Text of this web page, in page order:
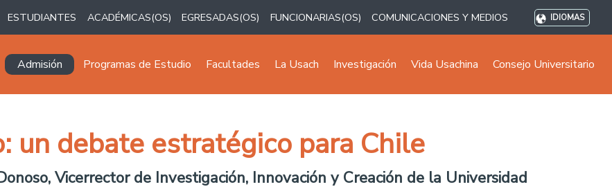
ESTUDIANTES ACADÉMICAS(OS) EGRESADAS(OS) FUNCIONARIAS(OS) COMUNICACIONES Y MEDIOS IDIOMAS
Navegación principal
Admisión Programas de Estudio Facultades La Usach Investigación Vida Usachina Consejo Universitario
un debate estratégico para Chile
Vicerrector de Investigación, Innovación y Creación de la Universidad